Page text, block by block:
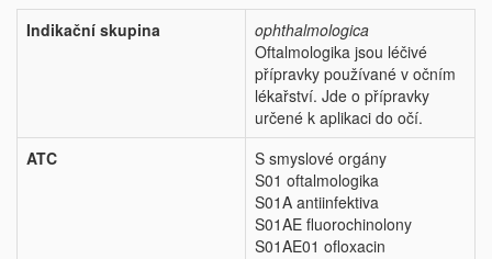
Indikační skupina
ophthalmologica
Oftalmologika jsou léčivé
přípravky používané v očním
lékařství. Jde o přípravky
určené k aplikaci do očí.
ATC
S smyslové orgány
S01 oftalmologika
S01A antiinfektiva
S01AE fluorochinolony
S01AE01 ofloxacin